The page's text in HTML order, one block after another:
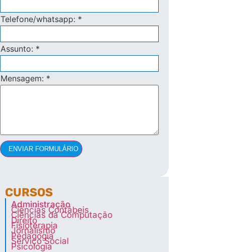
Telefone/whatsapp: *
Assunto: *
Mensagem: *
ENVIAR FORMULÁRIO
CURSOS
Administração
Ciências Contábeis
Ciências da Computação
Direito
Fisioterapia
Jornalismo
Pedagogia
Serviço Social
Psicologia